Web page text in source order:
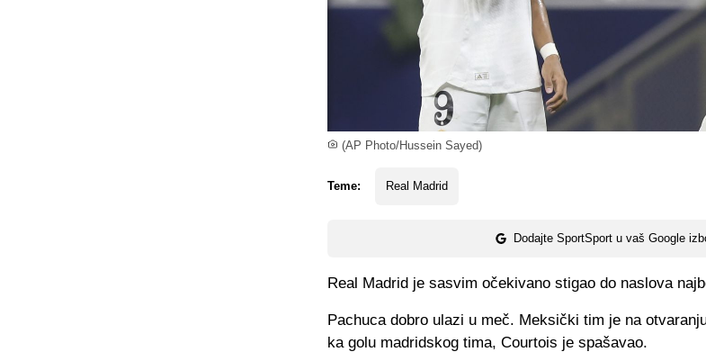
(AP Photo/Hussein Sayed)
Teme: Real Madrid
Dodajte SportSport u vaš Google
Real Madrid je sasvim očekivano stigao do naslova
Pachuca dobro ulazi u meč. Meksički tim je na
ka golu madridskog tima, Courtois je spašavao.